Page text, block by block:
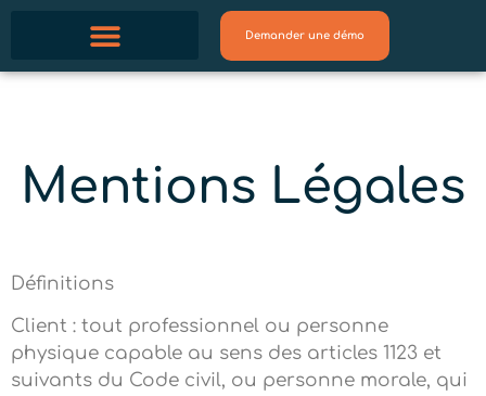
Demander une démo
Mentions Légales
Définitions
Client : tout professionnel ou personne
physique capable au sens des articles 1123 et
suivants du Code civil, ou personne morale, qui